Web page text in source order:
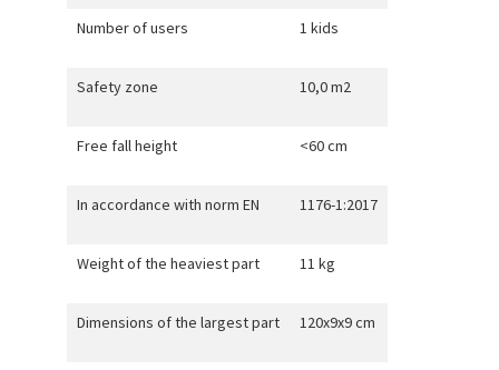
Number of users 1 kids
Safety zone 10,0 m2
Free fall height <60 cm
In accordance with norm EN 1176-1:2017
Weight of the heaviest part 11 kg
Dimensions of the largest part 120x9x9 cm